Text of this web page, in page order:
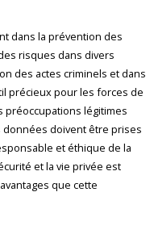
dans la prévention des
risques dans divers
des actes criminels et dans
précieux pour les forces de
préoccupations légitimes
données doivent être prises
et éthique de la
et la vie privée est
que cette